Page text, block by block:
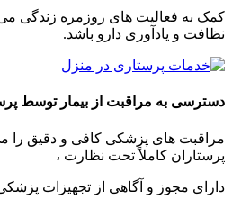
کمک به فعالیت های روزمره زندگی می
نظافت و یادآوری دارو باشد.
دسترسی به مراقبت از بیمار توسط
مراقبت های پزشکی کافی و دقیق را
پرستاران کاملاً تحت نظارت ،
دارای مجوز و آگاهی از تجهیزات